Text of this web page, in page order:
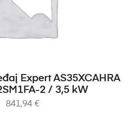
U KOŠARICU
Expert AS35XCAHRA
2 / 3,5 kW
841,94 €